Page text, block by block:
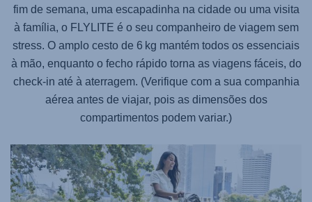
fim de semana, uma escapadinha na cidade ou uma visita
à família, o FLYLITE é o seu companheiro de viagem sem
stress. O amplo cesto de 6 kg mantém todos os essenciais
à mão, enquanto o fecho rápido torna as viagens fáceis, do
check-in até à aterragem. (Verifique com a sua companhia
aérea antes de viajar, pois as dimensões dos
compartimentos podem variar.)